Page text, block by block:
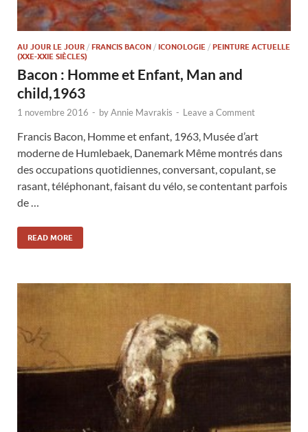
AU JOUR LE JOUR / FRANCIS BACON / ICONOLOGIE / PEINTURE ACTUELLE
(XXE-XXIE SIÈCLES)
Bacon : Homme et Enfant, Man and
child,1963
1 novembre 2016 - byAnnie Mavrakis - Leave a Comment
Francis Bacon, Homme et enfant, 1963, Musée d’art
moderne de Humlebaek, Danemark Même montrés dans
des occupations quotidiennes, conversant, copulant, se
rasant, téléphonant, faisant du vélo, se contentant parfois
de …
READ MORE